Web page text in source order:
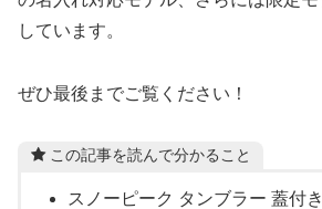
しています。
ぜひ最後までご覧ください！
この記事を読んで分かること
スノーピーク タンブラー 蓋付